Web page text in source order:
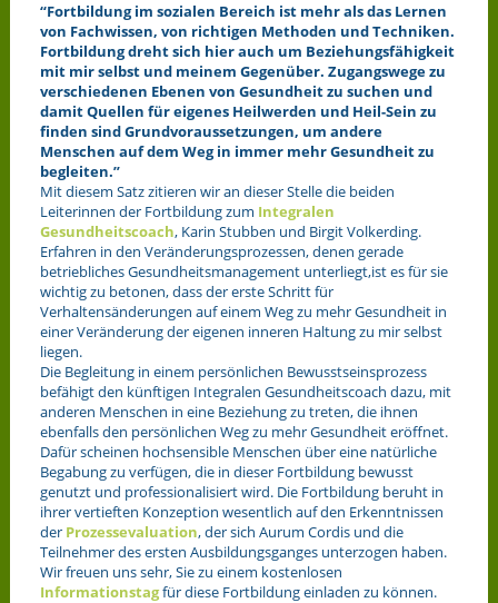
“Fortbildung im sozialen Bereich ist mehr als das Lernen
von Fachwissen, von richtigen Methoden und Techniken.
Fortbildung dreht sich hier auch um Beziehungsfähigkeit
mit mir selbst und meinem Gegenüber. Zugangswege zu
verschiedenen Ebenen von Gesundheit zu suchen und
damit Quellen für eigenes Heilwerden und Heil-Sein zu
finden sind Grundvoraussetzungen, um andere
Menschen auf dem Weg in immer mehr Gesundheit zu
begleiten.”
Mit diesem Satz zitieren wir an dieser Stelle die beiden
Leiterinnen der Fortbildung zum Integralen
Gesundheitscoach, Karin Stubben und Birgit Volkerding.
Erfahren in den Veränderungsprozessen, denen gerade
betriebliches Gesundheitsmanagement unterliegt,ist es für sie
wichtig zu betonen, dass der erste Schritt für
Verhaltensänderungen auf einem Weg zu mehr Gesundheit in
einer Veränderung der eigenen inneren Haltung zu mir selbst
liegen.
Die Begleitung in einem persönlichen Bewusstseinsprozess
befähigt den künftigen Integralen Gesundheitscoach dazu, mit
anderen Menschen in eine Beziehung zu treten, die ihnen
ebenfalls den persönlichen Weg zu mehr Gesundheit eröffnet.
Dafür scheinen hochsensible Menschen über eine natürliche
Begabung zu verfügen, die in dieser Fortbildung bewusst
genutzt und professionalisiert wird. Die Fortbildung beruht in
ihrer vertieften Konzeption wesentlich auf den Erkenntnissen
der Prozessevaluation, der sich Aurum Cordis und die
Teilnehmer des ersten Ausbildungsganges unterzogen haben.
Wir freuen uns sehr, Sie zu einem kostenlosen
Informationstagfür diese Fortbildung einladen zu können.